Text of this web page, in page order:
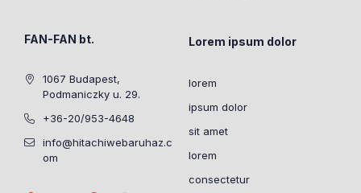
FAN-FAN bt.
1067 Budapest,
Podmaniczky u. 29.
+36-20/953-4648
info@hitachiwebaruhaz.c
om
Lorem ipsum dolor
lorem
ipsum dolor
sit amet
lorem
consectetur